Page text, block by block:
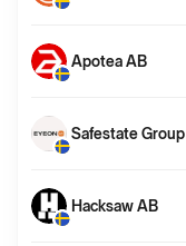
Apotea AB
Safestate Group
Hacksaw AB